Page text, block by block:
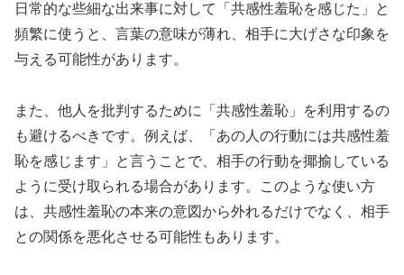
日常的な些細な出来事に対して「共感性羞恥を感じた」と
頻繁に使うと、言葉の意味が薄れ、相手に大げさな印象を
与える可能性があります。
また、他人を批判するために「共感性羞恥」を利用するの
も避けるべきです。例えば、「あの人の行動には共感性羞
恥を感じます」と言うことで、相手の行動を揶揄している
ように受け取られる場合があります。このような使い方
は、共感性羞恥の本来の意図から外れるだけでなく、相手
との関係を悪化させる可能性もあります。